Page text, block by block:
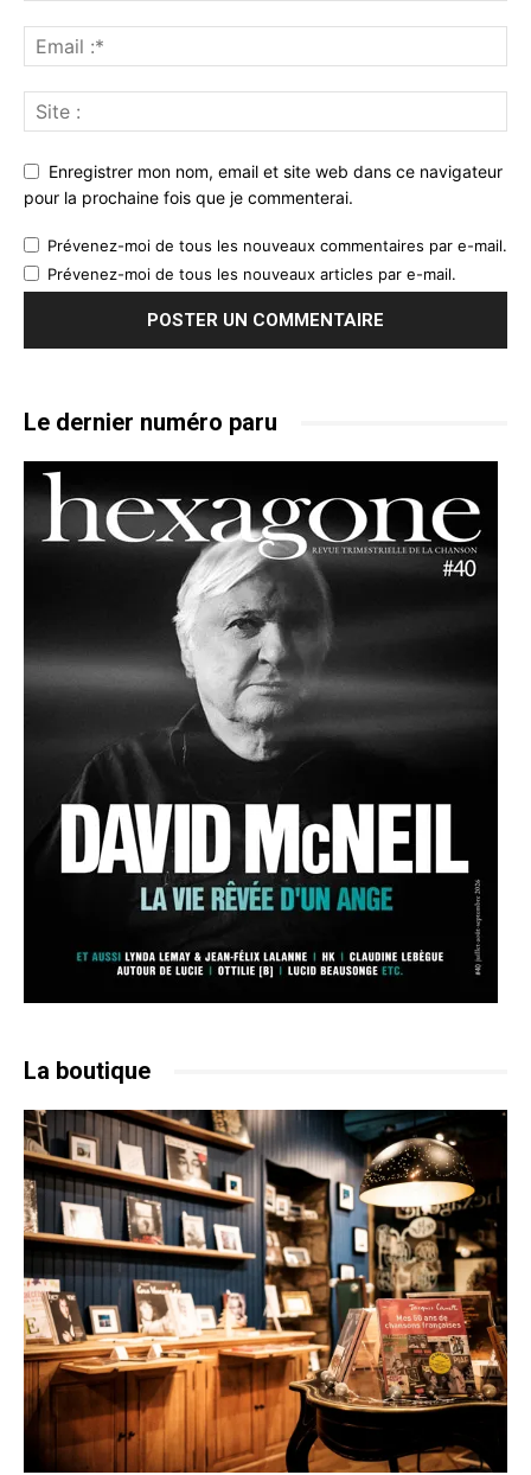
Enregistrer mon nom, email et site web dans ce navigateur
pour la prochaine fois que je commenterai.
Prévenez-moi de tous les nouveaux commentaires par e-mail.
Prévenez-moi de tous les nouveaux articles par e-mail.
Le dernier numéro paru
La boutique